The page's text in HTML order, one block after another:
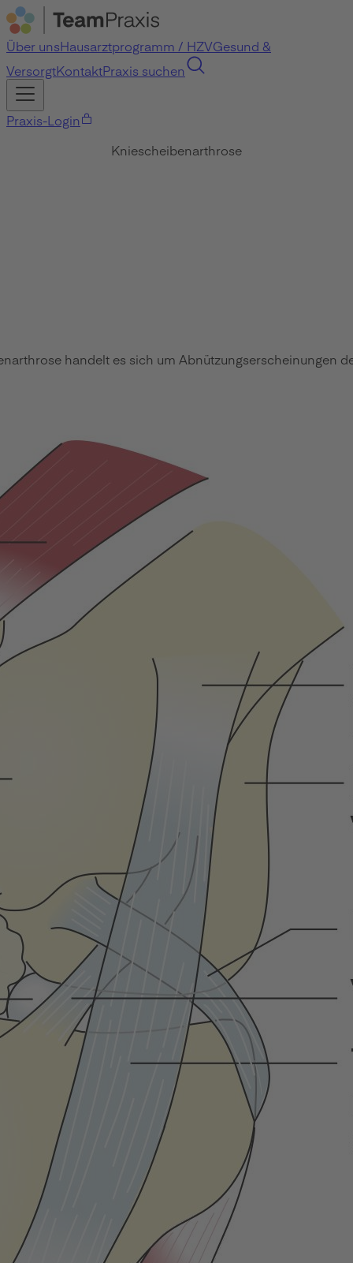
Über unsHausarztprogramm / HZVGesund &
VersorgtKontaktPraxis suchen
Praxis-Login
Kniescheibenarthrose
handelt es sich um Abnützungserscheinungen